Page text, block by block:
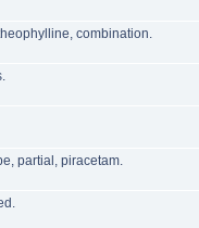
combination.
partial, piracetam.